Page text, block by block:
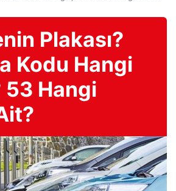
Plakası?
Kodu Hangi
53 Hangi